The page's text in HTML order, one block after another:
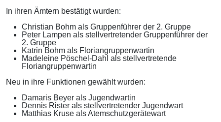
In ihren Ämtern bestätigt wurden:
Christian Bohm als Gruppenführer der 2. Gruppe
Peter Lampen als stellvertretender Gruppenführer der
2. Gruppe
Katrin Bohm als Floriangruppenwartin
Madeleine Pöschel-Dahl als stellvertretende
Floriangruppenwartin
Neu in ihre Funktionen gewählt wurden:
Damaris Beyer als Jugendwartin
Dennis Rister als stellvertretender Jugendwart
Matthias Kruse als Atemschutzgerätewart